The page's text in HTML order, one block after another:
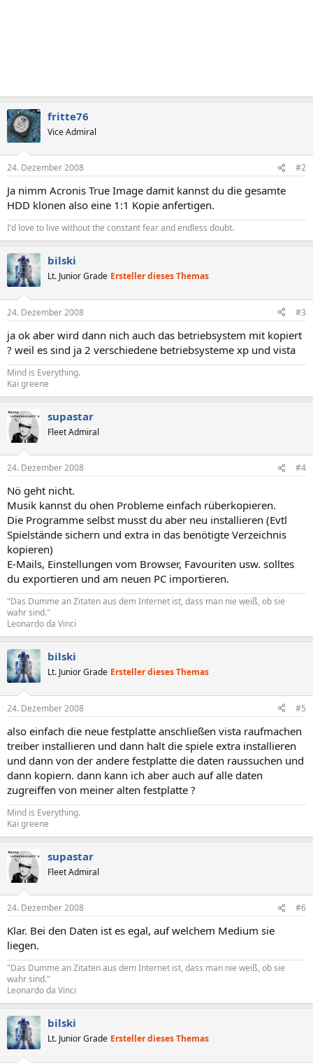
fritte76
Vice Admiral
24. Dezember 2008 #2
Ja nimm Acronis True Image damit kannst du die gesamte
HDD klonen also eine 1:1 Kopie anfertigen.
I'd love to live without the constant fear and endless doubt.
bilski
Lt. Junior Grade Ersteller dieses Themas
24. Dezember 2008 #3
ja ok aber wird dann nich auch das betriebsystem mit kopiert
? weil es sind ja 2 verschiedene betriebsysteme xp und vista
Mind is Everything.
Kai greene
supastar
Fleet Admiral
24. Dezember 2008 #4
Nö geht nicht.
Musik kannst du ohen Probleme einfach rüberkopieren.
Die Programme selbst musst du aber neu installieren (Evtl
Spielstände sichern und extra in das benötigte Verzeichnis
kopieren)
E-Mails, Einstellungen vom Browser, Favouriten usw. solltes
du exportieren und am neuen PC importieren.
"Das Dumme an Zitaten aus dem Internet ist, dass man nie weiß, ob sie
wahr sind."
Leonardo da Vinci
bilski
Lt. Junior Grade Ersteller dieses Themas
24. Dezember 2008 #5
also einfach die neue festplatte anschließen vista raufmachen
treiber installieren und dann halt die spiele extra installieren
und dann von der andere festplatte die daten raussuchen und
dann kopiern. dann kann ich aber auch auf alle daten
zugreiffen von meiner alten festplatte ?
Mind is Everything.
Kai greene
supastar
Fleet Admiral
24. Dezember 2008 #6
Klar. Bei den Daten ist es egal, auf welchem Medium sie
liegen.
"Das Dumme an Zitaten aus dem Internet ist, dass man nie weiß, ob sie
wahr sind."
Leonardo da Vinci
bilski
Lt. Junior Grade Ersteller dieses Themas